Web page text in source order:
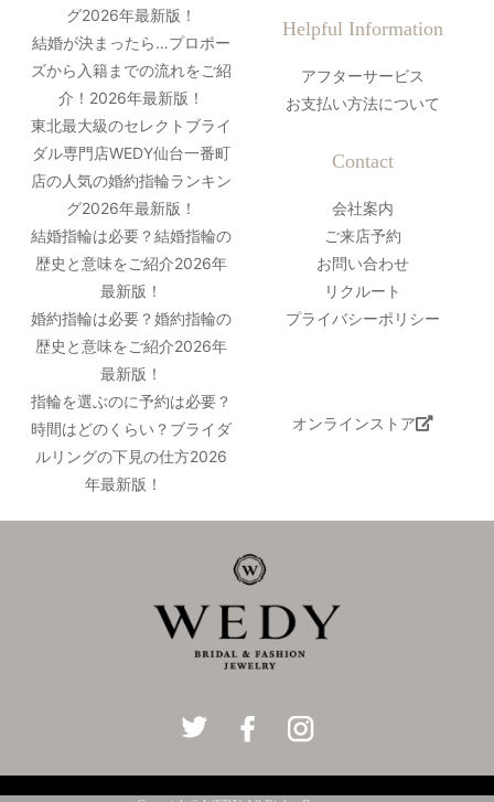
グ2026年最新版！
結婚が決まったら…プロポー
ズから入籍までの流れをご紹
介！2026年最新版！
東北最大級のセレクトブライ
ダル専門店WEDY仙台一番町
店の人気の婚約指輪ランキン
グ2026年最新版！
結婚指輪は必要？結婚指輪の
歴史と意味をご紹介2026年
最新版！
婚約指輪は必要？婚約指輪の
歴史と意味をご紹介2026年
最新版！
指輪を選ぶのに予約は必要？
時間はどのくらい？ブライダ
ルリングの下見の仕方2026
年最新版！
Helpful Information
アフターサービス
お支払い方法について
Contact
会社案内
ご来店予約
お問い合わせ
リクルート
プライバシーポリシー
オンラインストア